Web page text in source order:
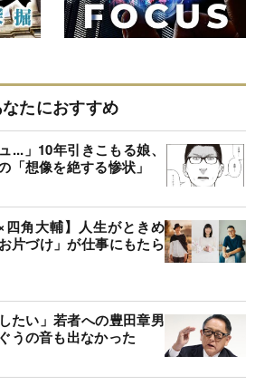
たにおすすめ
...」10年引きこもる娘、
「想像を絶する惨状」
四角大輔】人生がときめ
片づけ」が仕事にもたら
たい」若者への豊田章男
うの音も出なかった